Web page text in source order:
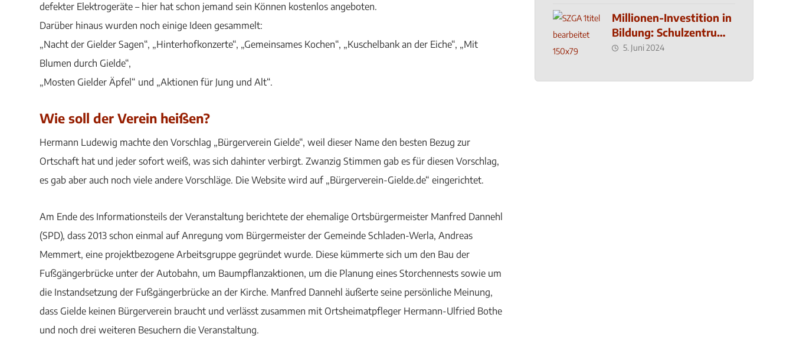
defekter Elektrogeräte – hier hat schon jemand sein Können kostenlos angeboten.
Darüber hinaus wurden noch einige Ideen gesammelt:
„Nacht der Gielder Sagen“, „Hinterhofkonzerte“, „Gemeinsames Kochen“, „Kuschelbank an der Eiche“, „Mit
Blumen durch Gielde“,
„Mosten Gielder Äpfel“ und „Aktionen für Jung und Alt“.
Wie soll der Verein heißen?
Hermann Ludewig machte den Vorschlag „Bürgerverein Gielde“, weil dieser Name den besten Bezug zur
Ortschaft hat und jeder sofort weiß, was sich dahinter verbirgt. Zwanzig Stimmen gab es für diesen Vorschlag,
es gab aber auch noch viele andere Vorschläge. Die Website wird auf „Bürgerverein-Gielde.de“ eingerichtet.
Am Ende des Informationsteils der Veranstaltung berichtete der ehemalige Ortsbürgermeister Manfred Dannehl
(SPD), dass 2013 schon einmal auf Anregung vom Bürgermeister der Gemeinde Schladen-Werla, Andreas
Memmert, eine projektbezogene Arbeitsgruppe gegründet wurde. Diese kümmerte sich um den Bau der
Fußgängerbrücke unter der Autobahn, um Baumpflanzaktionen, um die Planung eines Storchennests sowie um
die Instandsetzung der Fußgängerbrücke an der Kirche. Manfred Dannehl äußerte seine persönliche Meinung,
dass Gielde keinen Bürgerverein braucht und verlässt zusammen mit Ortsheimatpfleger Hermann-Ulfried Bothe
und noch drei weiteren Besuchern die Veranstaltung.
Millionen-Investition in
Bildung: Schulzentrum-
Neubau
5. Juni 2024